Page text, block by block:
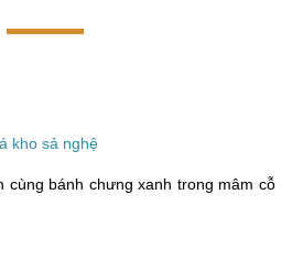
kho sả nghệ
cùng bánh chưng xanh trong mâm cỗ